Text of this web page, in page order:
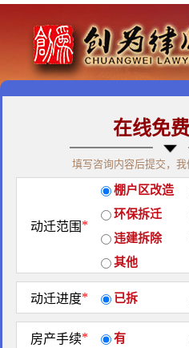
免费咨询热线：400-
经典案例 | 律师团队
房屋拆迁补偿 企业拆迁补偿 厂
地区政策
在线免
填写咨询内容后提交，
动迁范围 *
棚户区改造
环保拆迁
违建拆除
其他
动迁进度* 已拆
房产手续* 有